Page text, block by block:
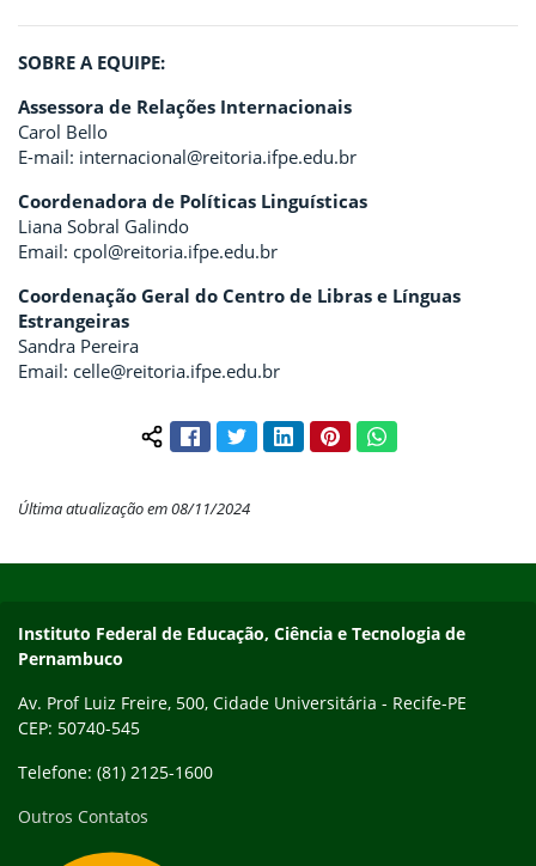
SOBRE A EQUIPE:
Assessora de Relações Internacionais
Carol Bello
E-mail: internacional@reitoria.ifpe.edu.br
Coordenadora de Políticas Linguísticas
Liana Sobral Galindo
Email: cpol@reitoria.ifpe.edu.br
Coordenação Geral do Centro de Libras e Línguas
Estrangeiras
Sandra Pereira
Email: celle@reitoria.ifpe.edu.br
Compartilhar conteúdo:
FacebookTwitterLinkedInPinterestWhatsApp
Última atualização em 08/11/2024
Instituto Federal de Educação, Ciência e Tecnologia de
Pernambuco
Av. Prof Luiz Freire, 500, Cidade Universitária - Recife-PE
CEP: 50740-545
Telefone: (81) 2125-1600
Outros Contatos